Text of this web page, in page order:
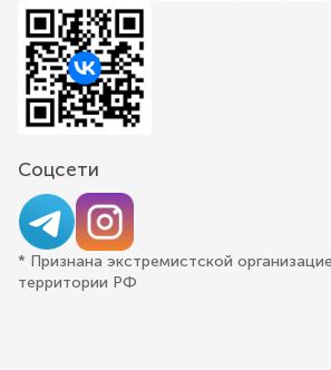
Соцсети
* Признана экстремистской
территории РФ